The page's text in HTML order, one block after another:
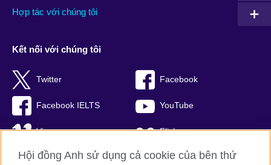
Hợp tác với chúng tôi
Kết nối với chúng tôi
Twitter Facebook
Facebook IELTS YouTube
Vimeo Flickr
RSS TikTok
Hội đồng Anh sử dụng cả cookie của bên thứ